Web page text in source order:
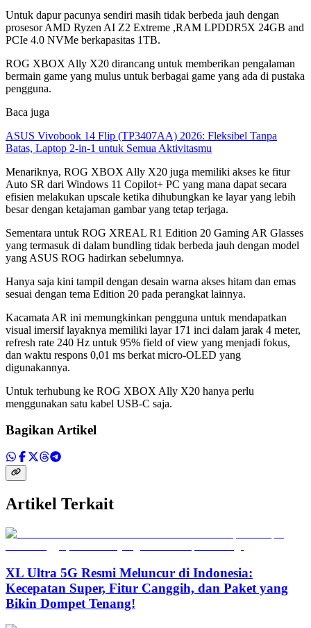
Untuk dapur pacunya sendiri masih tidak berbeda jauh dengan
prosesor AMD Ryzen AI Z2 Extreme ,RAM LPDDR5X 24GB and
PCIe 4.0 NVMe berkapasitas 1TB.
ROG XBOX Ally X20 dirancang untuk memberikan pengalaman
bermain game yang mulus untuk berbagai game yang ada di pustaka
pengguna.
Baca juga
ASUS Vivobook 14 Flip (TP3407AA) 2026: Fleksibel Tanpa
Batas, Laptop 2-in-1 untuk Semua Aktivitasmu
Menariknya, ROG XBOX Ally X20 juga memiliki akses ke fitur
Auto SR dari Windows 11 Copilot+ PC yang mana dapat secara
efisien melakukan upscale ketika dihubungkan ke layar yang lebih
besar dengan ketajaman gambar yang tetap terjaga.
Sementara untuk ROG XREAL R1 Edition 20 Gaming AR Glasses
yang termasuk di dalam bundling tidak berbeda jauh dengan model
yang ASUS ROG hadirkan sebelumnya.
Hanya saja kini tampil dengan desain warna akses hitam dan emas
sesuai dengan tema Edition 20 pada perangkat lainnya.
Kacamata AR ini memungkinkan pengguna untuk mendapatkan
visual imersif layaknya memiliki layar 171 inci dalam jarak 4 meter,
refresh rate 240 Hz untuk 95% field of view yang menjadi fokus,
dan waktu respons 0,01 ms berkat micro-OLED yang
digunakannya.
Untuk terhubung ke ROG XBOX Ally X20 hanya perlu
menggunakan satu kabel USB-C saja.
Bagikan Artikel
Artikel Terkait
XL Ultra 5G Resmi Meluncur di Indonesia:
Kecepatan Super, Fitur Canggih, dan Paket yang
Bikin Dompet Tenang!